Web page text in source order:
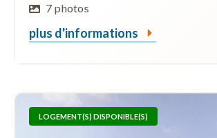
7 photos
plus d'informations
LOGEMENT(S) DISPONIBLE(S)